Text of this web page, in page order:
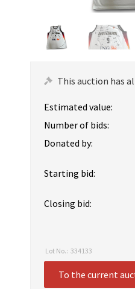
This auction has
Estimated value:
Number of bids:
Donated by:
Starting bid:
Closing bid:
Lot No.: 334133
To the current